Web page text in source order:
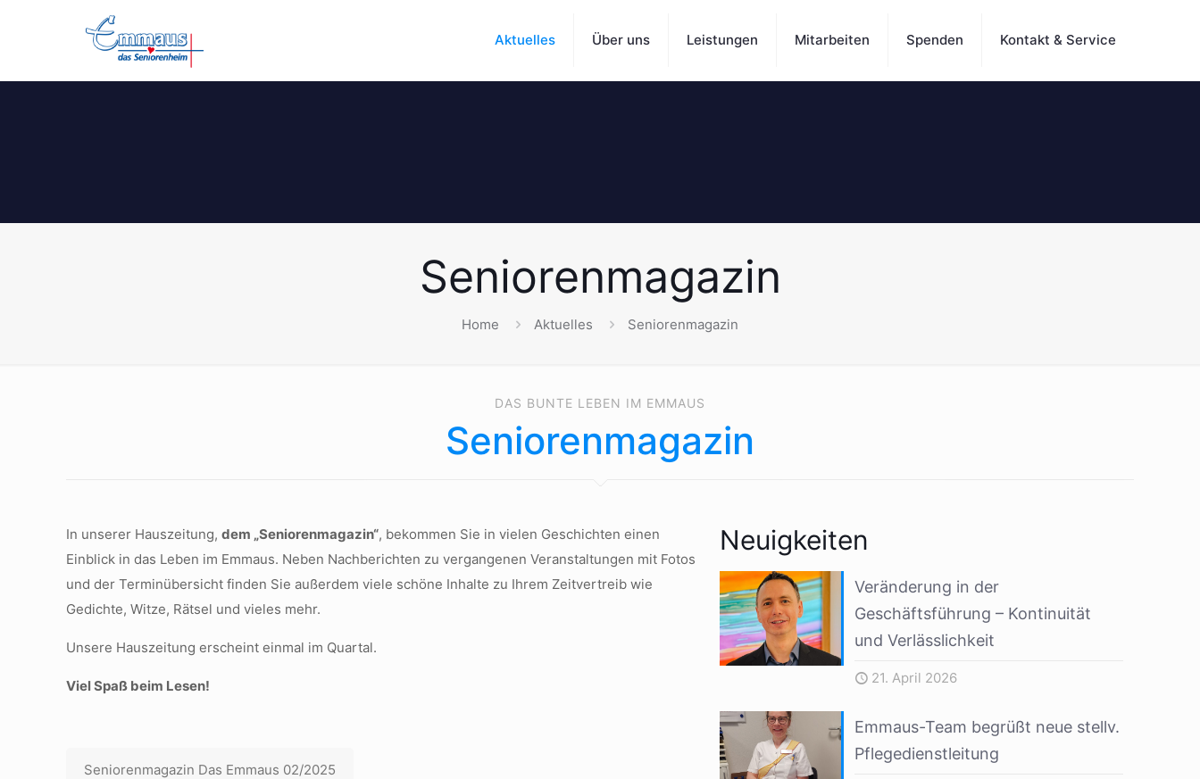
Aktuelles Über uns Leistungen Mitarbeiten Spenden Kontakt & Service
Seniorenmagazin
Home Aktuelles Seniorenmagazin
DAS BUNTE LEBEN IM EMMAUS
Seniorenmagazin
In unserer Hauszeitung, dem „Seniorenmagazin“, bekommen Sie in vielen Geschichten einen
Einblick in das Leben im Emmaus. Neben Nachberichten zu vergangenen Veranstaltungen mit Fotos
und der Terminübersicht finden Sie außerdem viele schöne Inhalte zu Ihrem Zeitvertreib wie
Gedichte, Witze, Rätsel und vieles mehr.
Unsere Hauszeitung erscheint einmal im Quartal.
Viel Spaß beim Lesen!
Seniorenmagazin Das Emmaus 02/2025
Neuigkeiten
Veränderung in der
Geschäftsführung – Kontinuität
und Verlässlichkeit
21. April 2026
Emmaus-Team begrüßt neue stellv.
Pflegedienstleitung